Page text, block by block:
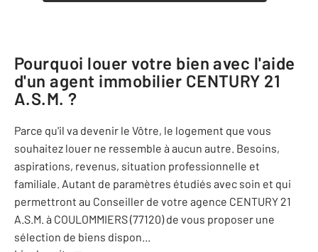
Pourquoi louer votre bien avec l'aide
d'un agent immobilier CENTURY 21
A.S.M. ?
Parce qu'il va devenir le Vôtre, le logement que vous
souhaitez louer ne ressemble à aucun autre. Besoins,
aspirations, revenus, situation professionnelle et
familiale. Autant de paramètres étudiés avec soin et qui
permettront au Conseiller de votre agence CENTURY 21
A.S.M. à COULOMMIERS (77120) de vous proposer une
sélection de biens dispon...